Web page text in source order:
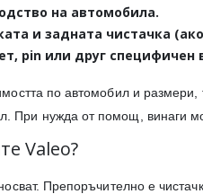
на автомобила.
и задната чистачка
pin или друг специфичен
по автомобил и размери,
При нужда от помощ, винаги
Valeo?
Препоръчително е